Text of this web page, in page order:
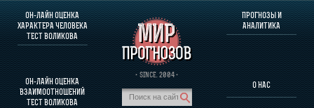
ОН-ЛАЙН ОЦЕНКА
ХАРАКТЕРА ЧЕЛОВЕКА
ТЕСТ ВОЛИКОВА
ОН-ЛАЙН ОЦЕНКА
ВЗАИМООТНОШЕНИЙ
ТЕСТ ВОЛИКОВА
· SINCE. 2004 ·
ПРОГНОЗЫ И
АНАЛИТИКА
О НАС
О ПРОГРАММЕ
ОЦЕНКА ХАРАКТЕРA ЧЕЛОВЕКА
ОЦЕНКА ХАРАКТЕРА ВЫДАЮЩИХСЯ ЛИЧНОСТЕЙ
О ПРОГРАММЕ
ПРОГНОЗЫ И АНАЛИТИКА